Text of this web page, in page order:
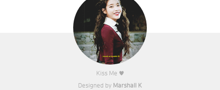
Kiss Me ♥
Designed by Marshall K